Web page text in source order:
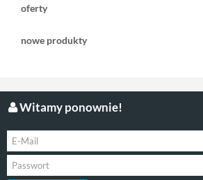
oferty
nowe produkty
Witamy ponownie!